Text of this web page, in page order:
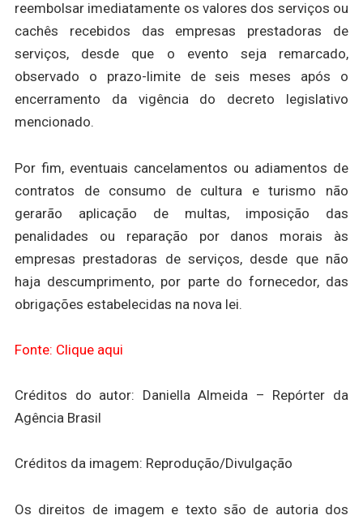
reembolsar imediatamente os valores dos serviços ou
cachês recebidos das empresas prestadoras de
serviços, desde que o evento seja remarcado,
observado o prazo-limite de seis meses após o
encerramento da vigência do decreto legislativo
mencionado.
Por fim, eventuais cancelamentos ou adiamentos de
contratos de consumo de cultura e turismo não
gerarão aplicação de multas, imposição das
penalidades ou reparação por danos morais às
empresas prestadoras de serviços, desde que não
haja descumprimento, por parte do fornecedor, das
obrigações estabelecidas na nova lei.
Fonte: Clique aqui
Créditos do autor: Daniella Almeida – Repórter da
Agência Brasil
Créditos da imagem: Reprodução/Divulgação
Os direitos de imagem e texto são de autoria dos